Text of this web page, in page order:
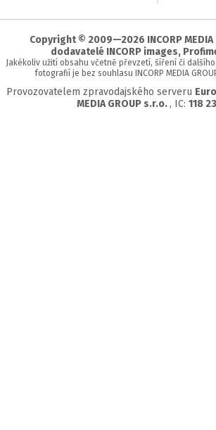
stránky
Copyright © 2009—2026 INCORP MEDIA
dodavatelé INCORP images,
Jakékoliv užití obsahu včetně převzetí, šíření či
fotografií je bez souhlasu INCORP MEDIA
Provozovatelem zpravodajského serveru
MEDIA GROUP s.r.o. , IC: 118